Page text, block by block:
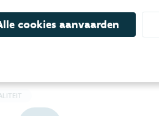
cookies aanvaarden